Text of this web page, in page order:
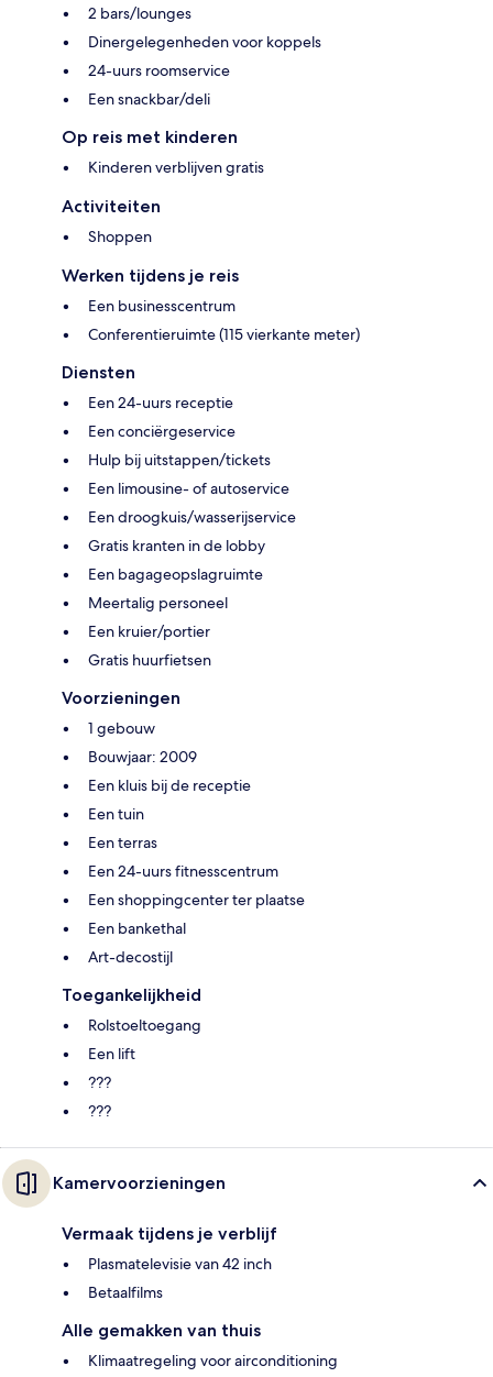
2 bars/lounges
Dinergelegenheden voor koppels
24-uurs roomservice
Een snackbar/deli
Op reis met kinderen
Kinderen verblijven gratis
Activiteiten
Shoppen
Werken tijdens je reis
Een businesscentrum
Conferentieruimte (115 vierkante meter)
Diensten
Een 24-uurs receptie
Een conciërgeservice
Hulp bij uitstappen/tickets
Een limousine- of autoservice
Een droogkuis/wasserijservice
Gratis kranten in de lobby
Een bagageopslagruimte
Meertalig personeel
Een kruier/portier
Gratis huurfietsen
Voorzieningen
1 gebouw
Bouwjaar: 2009
Een kluis bij de receptie
Een tuin
Een terras
Een 24-uurs fitnesscentrum
Een shoppingcenter ter plaatse
Een bankethal
Art-decostijl
Toegankelijkheid
Rolstoeltoegang
Een lift
???
???
Kamervoorzieningen
Vermaak tijdens je verblijf
Plasmatelevisie van 42 inch
Betaalfilms
Alle gemakken van thuis
Klimaatregeling voor airconditioning